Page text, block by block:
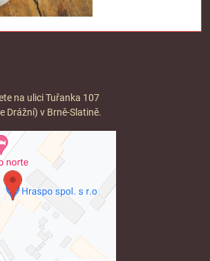
na ulici Tuřanka 107
Drážní) v Brně-Slatině.